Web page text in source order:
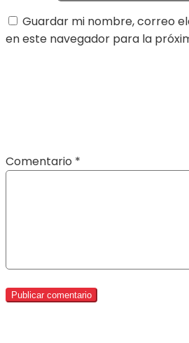
Guardar mi nombre, correo
en este navegador para la
Comentario *